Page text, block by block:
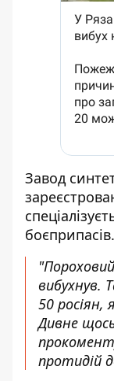
Завод
боєприпасів.
вибухнув.
50 росіян,
Дивне
протидій